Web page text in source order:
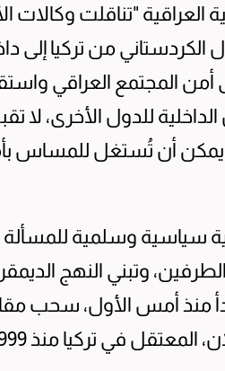
العراقية "تناقلت وكالات
من تركيا إلى
المجتمع العراقي
للدول الأخرى، لا
أن تُستغل للمساس
سياسية وسلمية للمسألة
وتبني النهج
منذ أمس الأول، سحب
تركيا منذ 1999 مع الحكومة التركية.